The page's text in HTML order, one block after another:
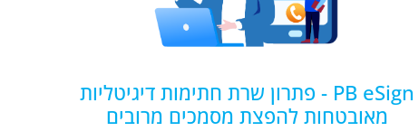
PB eSign - פתרון שרת חתימות דיגיטליות
מאובטחות להפצת מסמכים מרובים